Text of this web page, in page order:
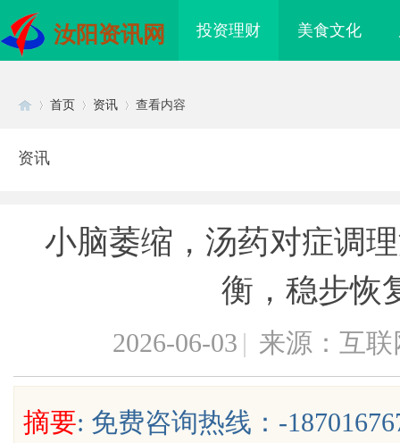
汝阳资讯网 投资理财 美食文化
首页 资讯 查看内容
资讯
小脑萎缩，汤药对症调
衡，稳步恢
2026-06-03 | 来源：互联
摘要: 免费咨询热线：-质岩板行业标杆平台